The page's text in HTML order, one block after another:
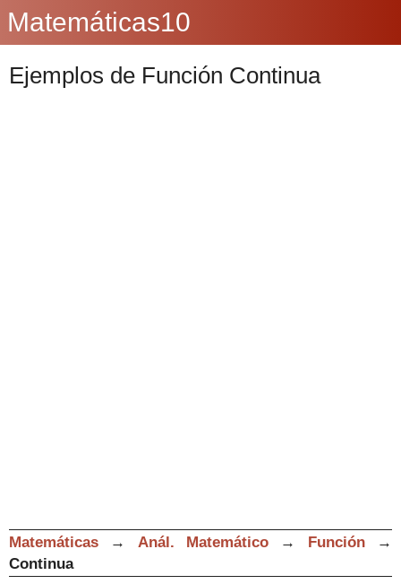
Matemáticas10
Ejemplos de Función Continua
Matemáticas → Anál. Matemático → Función
→
Continua